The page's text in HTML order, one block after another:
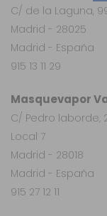
C/ de la Laguna,
Madrid - 28025
Madrid - España
915 13 11 29
Masquevapor
C/ Pedro laborde,
Local 7
Madrid - 28018
Madrid - España
915 27 12 11